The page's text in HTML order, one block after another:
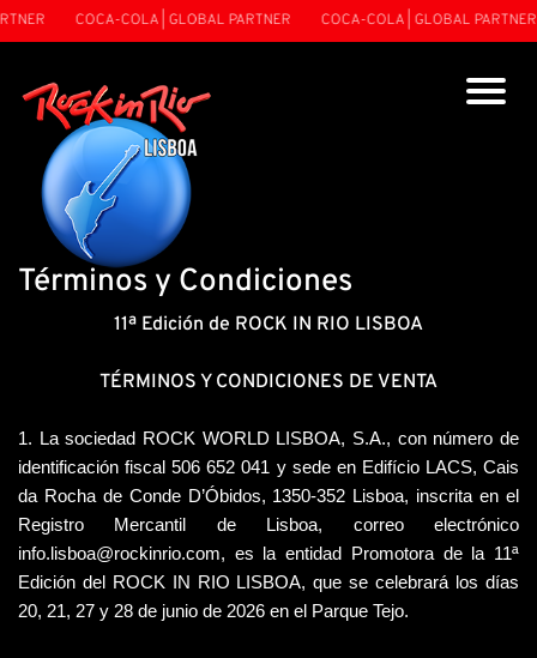
COCA-COLA | GLOBAL PARTNER COCA-COLA | GLOBAL PARTNER
Términos y Condiciones
11ª Edición de ROCK IN RIO LISBOA
TÉRMINOS Y CONDICIONES DE VENTA
1. La sociedad ROCK WORLD LISBOA, S.A., con número de
identificación fiscal 506 652 041 y sede en Edifício LACS, Cais
da Rocha de Conde D’Óbidos, 1350-352 Lisboa, inscrita en el
info.lisboa@rockinrio.com, es la entidad Promotora de la 11ª
Edición del ROCK IN RIO LISBOA, que se celebrará los días
20, 21, 27 y 28 de junio de 2026 en el Parque Tejo.